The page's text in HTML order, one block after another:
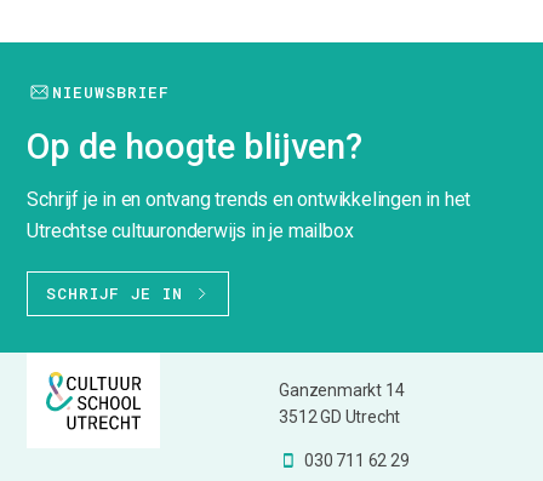
NIEUWSBRIEF
Op de hoogte blijven?
Schrijf je in en ontvang trends en ontwikkelingen in het
Utrechtse cultuuronderwijs in je mailbox
SCHRIJF JE IN
Ganzenmarkt 14
3512 GD Utrecht
030 711 62 29